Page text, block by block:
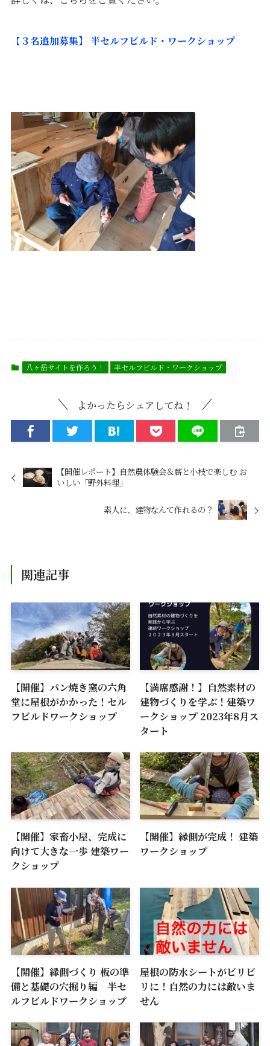
【３名追加募集】 半セルフビルド・ワークショップ
八ヶ岳サイトを作ろう！ 半セルフビルド・ワークショップ
よかったらシェアしてね！
【開催レポート】自然農体験会＆薪と小枝で楽しむ お
いしい「野外料理」
素人に、建物なんて作れるの？
関連記事
【開催】パン焼き窯の六角
堂に屋根がかかった！セル
フビルドワークショップ
【満席感謝！】自然素材の
建物づくりを学ぶ！建築ワ
ークショップ 2023年8月ス
タート
【開催】家畜小屋、完成に
向けて大きな一歩 建築ワー
クショップ
【開催】縁側が完成！ 建築
ワークショップ
【開催】縁側づくり 板の準
備と基礎の穴掘り編 半セ
ルフビルドワークショップ
屋根の防水シートがビリビ
リに！自然の力には敵いま
せん